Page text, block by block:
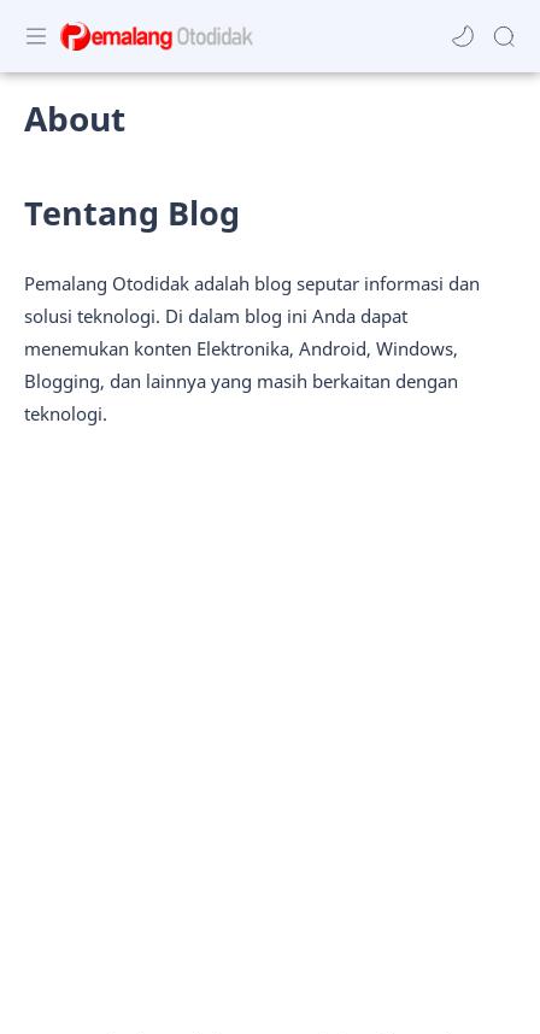
About
Tentang Blog
Pemalang Otodidak adalah blog seputar informasi dan
solusi teknologi. Di dalam blog ini Anda dapat
menemukan konten Elektronika, Android, Windows,
Blogging, dan lainnya yang masih berkaitan dengan
teknologi.